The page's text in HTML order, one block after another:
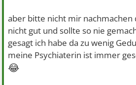
aber bitte nicht mir nachmachen
nicht gut und sollte so nie
gesagt ich habe da zu wenig
meine Psychiaterin ist immer
😂